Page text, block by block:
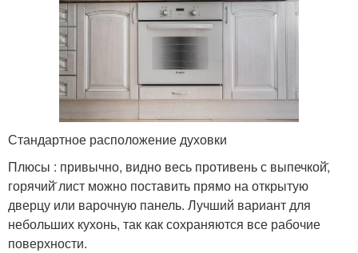
Стандартное расположение духовки
Плюсы : привычно, видно весь противень с выпечкой̆,
горячий̆ лист можно поставить прямо на открытую
дверцу или варочную панель. Лучший вариант для
небольших кухонь, так как сохраняются все рабочие
поверхности.